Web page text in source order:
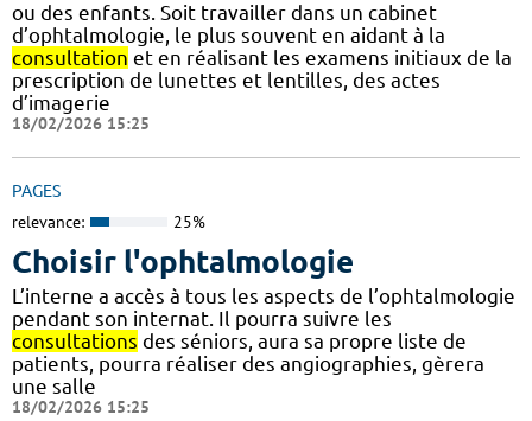
ou des enfants. Soit travailler dans un cabinet
d’ophtalmologie, le plus souvent en aidant à la
consultation et en réalisant les examens initiaux de la
prescription de lunettes et lentilles, des actes
d’imagerie
18/02/2026 15:25
PAGES
relevance: 25%
Choisir l'ophtalmologie
L’interne a accès à tous les aspects de l’ophtalmologie
pendant son internat. Il pourra suivre les
consultations des séniors, aura sa propre liste de
patients, pourra réaliser des angiographies, gèrera
une salle
18/02/2026 15:25